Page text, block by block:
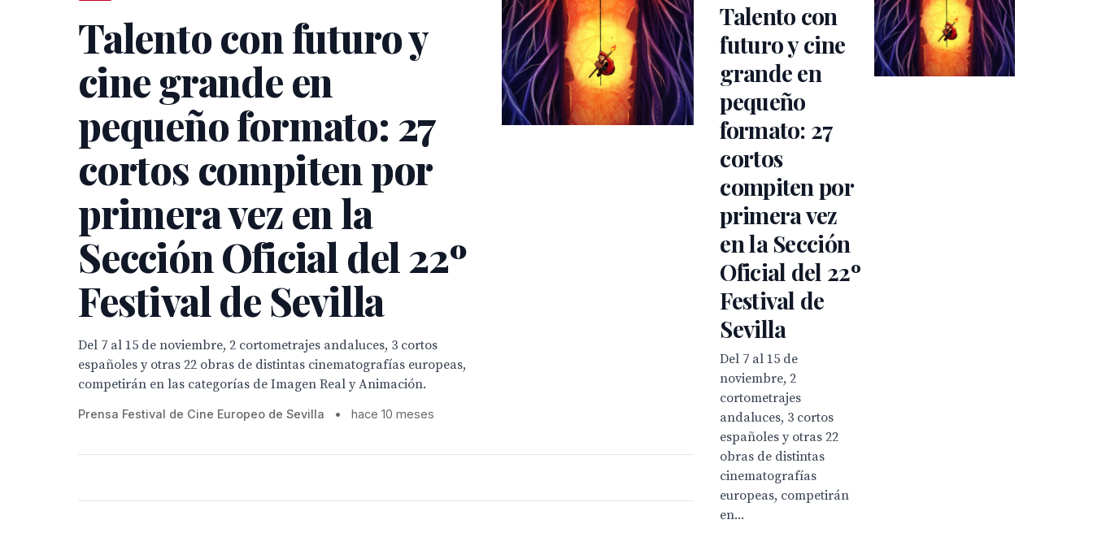
Talento con futuro y
cine grande en
pequeño formato: 27
cortos compiten por
primera vez en la
Sección Oficial del 22º
Festival de Sevilla
Del 7 al 15 de noviembre, 2 cortometrajes andaluces, 3 cortos
españoles y otras 22 obras de distintas cinematografías europeas,
competirán en las categorías de Imagen Real y Animación.
Prensa Festival de Cine Europeo de Sevilla • hace 10 meses
Talento con
futuro y cine
grande en
pequeño
formato: 27
cortos
compiten por
primera vez
en la Sección
Oficial del 22º
Festival de
Sevilla
Del 7 al 15 de
noviembre, 2
cortometrajes
andaluces, 3 cortos
españoles y otras 22
obras de distintas
cinematografías
europeas, competirán
en...